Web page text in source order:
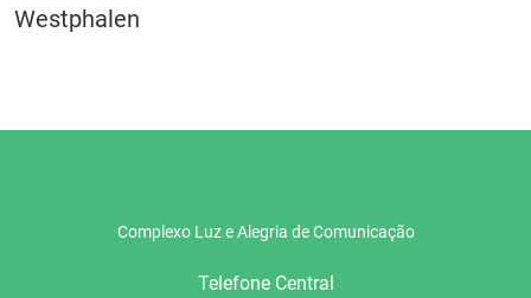
Westphalen
Complexo Luz e Alegria de Comunicação
Telefone Central